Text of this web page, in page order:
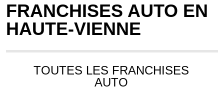
FRANCHISES AUTO EN
HAUTE-VIENNE
TOUTES LES FRANCHISES
AUTO